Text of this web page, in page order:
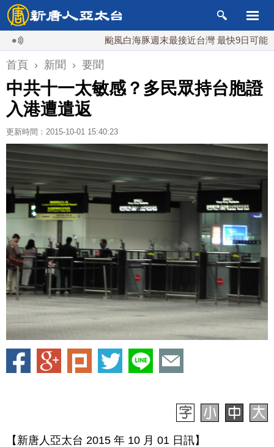
颱風白海豚週末最接近台灣 最快9日可能登陸中
首頁 › 新聞 › 要聞
中共十一太敏感？多民眾持台胞證
入港遭遣返
更新時間：2015-10-01 15:40:23
【新唐人亞太台 2015 年 10 月 01 日訊】